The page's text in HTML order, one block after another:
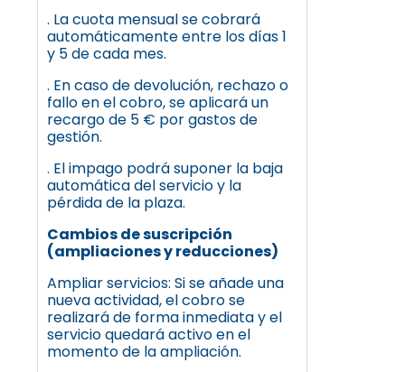
. La cuota mensual se cobrará
automáticamente entre los días 1
y 5 de cada mes.
. En caso de devolución, rechazo o
fallo en el cobro, se aplicará un
recargo de 5 € por gastos de
gestión.
. El impago podrá suponer la baja
automática del servicio y la
pérdida de la plaza.
Cambios de suscripción
(ampliaciones y reducciones)
Ampliar servicios: Si se añade una
nueva actividad, el cobro se
realizará de forma inmediata y el
servicio quedará activo en el
momento de la ampliación.